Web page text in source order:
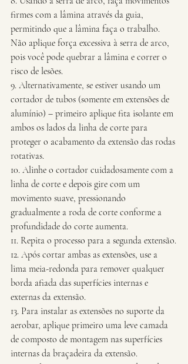
firmes com a lâmina através da guia,
permitindo que a lâmina faça o trabalho.
Não aplique força excessiva à serra de arco,
pois você pode quebrar a lâmina e correr o
risco de lesões.
9. Alternativamente, se estiver usando um
cortador de tubos (somente em extensões de
alumínio) – primeiro aplique fita isolante em
ambos os lados da linha de corte para
proteger o acabamento da extensão das rodas
rotativas.
10. Alinhe o cortador cuidadosamente com a
linha de corte e depois gire com um
movimento suave, pressionando
gradualmente a roda de corte conforme a
profundidade do corte aumenta.
11. Repita o processo para a segunda extensão.
12. Após cortar ambas as extensões, use a
lima meia-redonda para remover qualquer
borda afiada das superfícies internas e
externas da extensão.
13. Para instalar as extensões no suporte da
aerobar, aplique primeiro uma leve camada
de composto de montagem nas superfícies
internas da braçadeira da extensão.